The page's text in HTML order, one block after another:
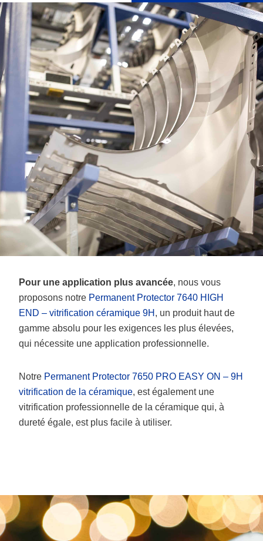
Pour une application plus avancée, nous vous
proposons notre Permanent Protector 7640 HIGH
END – vitrification céramique 9H , un produit haut de
gamme absolu pour les exigences les plus élevées,
qui nécessite une application professionnelle.
Notre Permanent Protector 7650 PRO EASY ON – 9H
vitrification de la céramique, est également une
vitrification professionnelle de la céramique qui, à
dureté égale, est plus facile à utiliser.